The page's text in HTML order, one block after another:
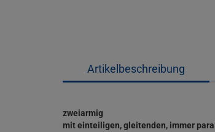
Artikelbeschreibung
zweiarmig
mit einteiligen, gleitenden, immer